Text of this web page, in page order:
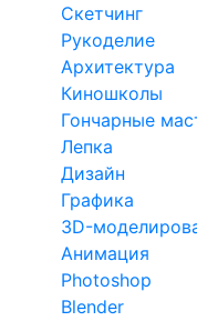
Скетчинг
Рукоделие
Архитектура
Киношколы
Гончарные
Лепка
Дизайн
Графика
3D-
Анимация
Photoshop
Blender